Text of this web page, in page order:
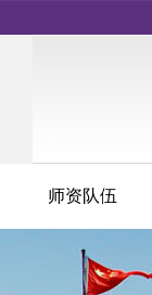
师资队伍